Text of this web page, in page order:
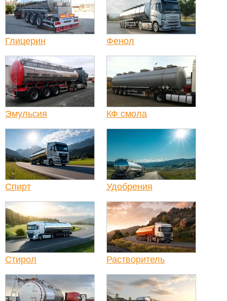
Глицерин Фенол
Эмульсия КФ смола
Спирт Удобрения
Стирол Растворитель